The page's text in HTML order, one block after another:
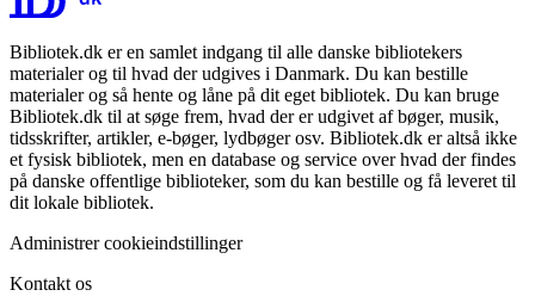
Bibliotek.dk er en samlet indgang til alle danske bibliotekers
materialer og til hvad der udgives i Danmark. Du kan bestille
materialer og så hente og låne på dit eget bibliotek. Du kan bruge
Bibliotek.dk til at søge frem, hvad der er udgivet af bøger, musik,
tidsskrifter, artikler, e-bøger, lydbøger osv. Bibliotek.dk er altså ikke
et fysisk bibliotek, men en database og service over hvad der findes
på danske offentlige biblioteker, som du kan bestille og få leveret til
dit lokale bibliotek.
Administrer cookieindstillinger
Kontakt os